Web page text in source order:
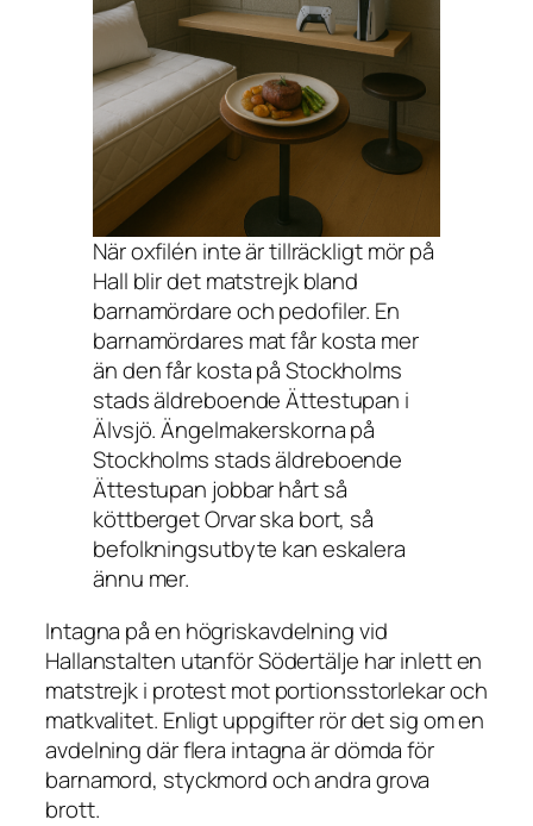
När oxfilén inte är tillräckligt mör på
Hall blir det matstrejk bland
barnamördare och pedofiler. En
barnamördares mat får kosta mer
än den får kosta på Stockholms
stads äldreboende Ättestupan i
Älvsjö. Ängelmakerskorna på
Stockholms stads äldreboende
Ättestupan jobbar hårt så
köttberget Orvar ska bort, så
befolkningsutbyte kan eskalera
ännu mer.
Intagna på en högriskavdelning vid
Hallanstalten utanför Södertälje har inlett en
matstrejk i protest mot portionsstorlekar och
matkvalitet. Enligt uppgifter rör det sig om en
avdelning där flera intagna är dömda för
barnamord, styckmord och andra grova
brott.